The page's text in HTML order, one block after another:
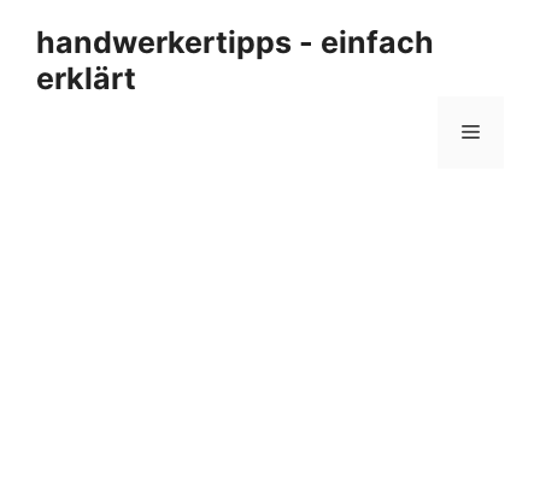
Inhalt
springen
handwerkertipps - einfach
erklärt
Menü